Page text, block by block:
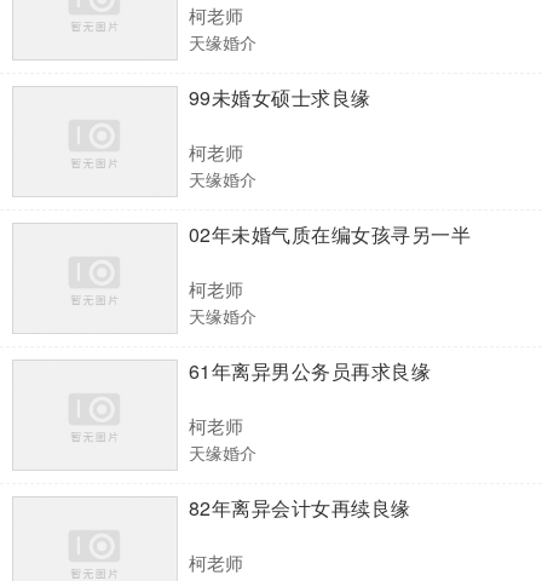
柯老师
天缘婚介
99未婚女硕士求良缘
柯老师
天缘婚介
02年未婚气质在编女孩寻另一半
柯老师
天缘婚介
61年离异男公务员再求良缘
柯老师
天缘婚介
82年离异会计女再续良缘
柯老师